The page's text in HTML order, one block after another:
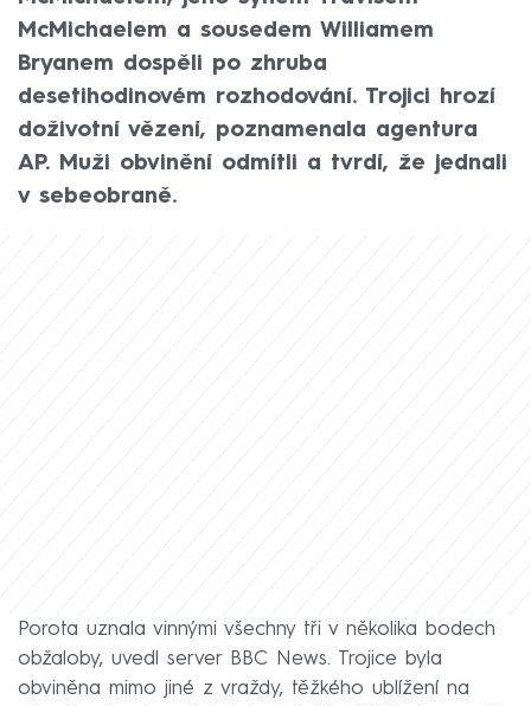
McMichaelem a sousedem Williamem
Bryanem dospěli po zhruba
desetihodinovém rozhodování. Trojici hrozí
doživotní vězení, poznamenala agentura
AP. Muži obvinění odmítli a tvrdí, že jednali
v sebeobraně.
Porota uznala vinnými všechny tři v několika bodech
obžaloby, uvedl server BBC News. Trojice byla
obviněna mimo jiné z vraždy, těžkého ublížení na